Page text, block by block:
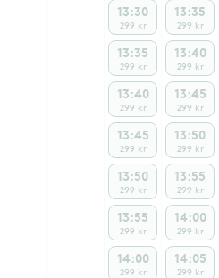
13:30
299 kr
13:35
299 kr
13:40
299 kr
13:45
299 kr
13:50
299 kr
13:55
299 kr
14:00
299 kr
13:35
299 kr
13:40
299 kr
13:45
299 kr
13:50
299 kr
13:55
299 kr
14:00
299 kr
14:05
299 kr